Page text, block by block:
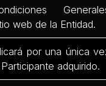
web de la Entidad.
por una única
adquirido.